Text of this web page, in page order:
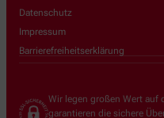
Datenschutz
Impressum
Barrierefreiheitserklärung
Wir legen großen Wert auf
garantieren die sichere